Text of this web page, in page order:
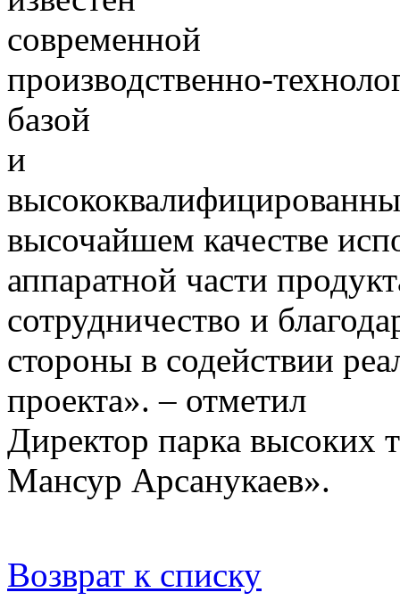
современной
производственно-
базой
и
высочайшем качестве
аппаратной части
сотрудничество и
стороны в содействии
проекта». – отметил
Директор парка
Мансур Арсанукаев».
Возврат к списку